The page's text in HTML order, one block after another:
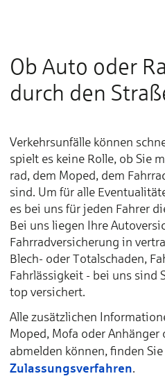
Ob Auto oder
durch den
Verkehrsunfälle kön­nen
spielt es keine Rolle, ob Sie
rad, dem Mo­ped, dem
sind. Um für al­le
es bei uns für je­den Fah­rer
Bei uns lie­gen Ih­re
Fahrradversicherung in
Blech- oder To­tal­scha­den,
Fahrlässigkeit - bei uns sind
top versichert.
Alle zusätzlichen
Moped, Mofa oder
abmelden können, finden
Zulassungsverfahren.